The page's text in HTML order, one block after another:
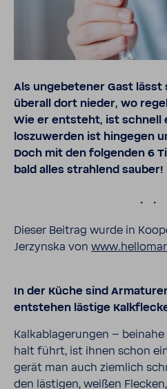
Als unge­be­tener Gast lässt
überall dort nieder, wo
Wie er entsteht, ist schnell
loszu­werden ist hingegen
Doch mit den folgenden 6
bald alles strah­lend sauber!
.
Dieser Beitrag wurde in
Jerzynska von
In der Küche sind
entstehen lästige
Kalk­ab­la­ge­rungen –
halt führt, ist ihnen schon
gerät man auch ziem­lich
den lästigen, weißen